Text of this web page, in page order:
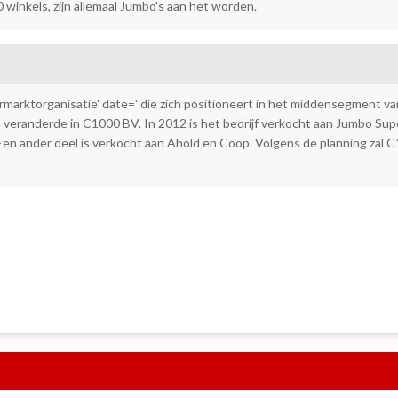
zijn allemaal Jumbo's aan het worden.
date=' die zich positioneert in het middensegment
veranderde in C1000 BV. In 2012 is het bedrijf verkocht aan Jumbo
ander deel is verkocht aan Ahold en Coop. Volgens de planning zal